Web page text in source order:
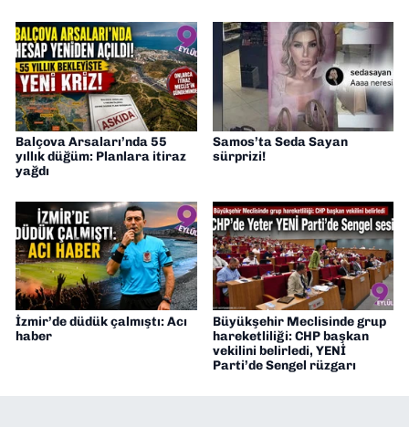
Balçova Arsaları’nda 55
yıllık düğüm: Planlara itiraz
yağdı
Samos’ta Seda Sayan
sürprizi!
İzmir’de düdük çalmıştı: Acı
haber
Büyükşehir Meclisinde grup
hareketliliği: CHP başkan
vekilini belirledi, YENİ
Parti’de Sengel rüzgarı